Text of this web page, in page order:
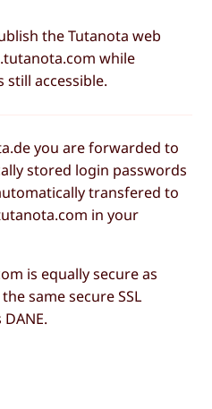
the Tutanota web
while
accessible.
you are forwarded to
stored login passwords
transfered to
in your
is equally secure as
same secure SSL